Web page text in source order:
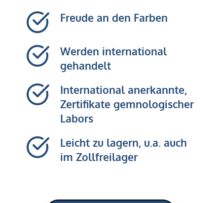
Freude an den Farben
Werden international
gehandelt
International anerkannte,
Zertifikate gemnologischer
Labors
Leicht zu lagern, u.a. auch
im Zollfreilager